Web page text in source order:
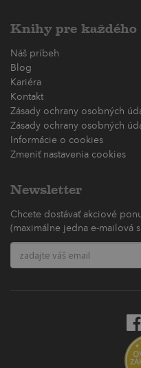
Knihy pre každého
Náš príbeh
Blog
Kariéra
Kontakt
Zásady ochrany osobných
Zásady ochrany osobných
Informácie o cookies
Zmeniť nastavenia cookies
Newsletter
Chcete dostávať akciové
(maximálne jedna e-mailová